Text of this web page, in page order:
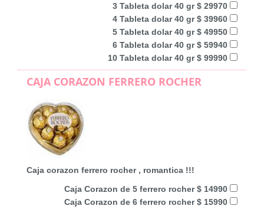
3 Tableta dolar 40 gr $ 29970
4 Tableta dolar 40 gr $ 39960
5 Tableta dolar 40 gr $ 49950
6 Tableta dolar 40 gr $ 59940
10 Tableta dolar 40 gr $ 99990
CAJA CORAZON FERRERO ROCHER
Caja corazon ferrero rocher , romantica !!!
Caja Corazon de 5 ferrero rocher $ 14990
Caja Corazon de 6 ferrero rocher $ 15990